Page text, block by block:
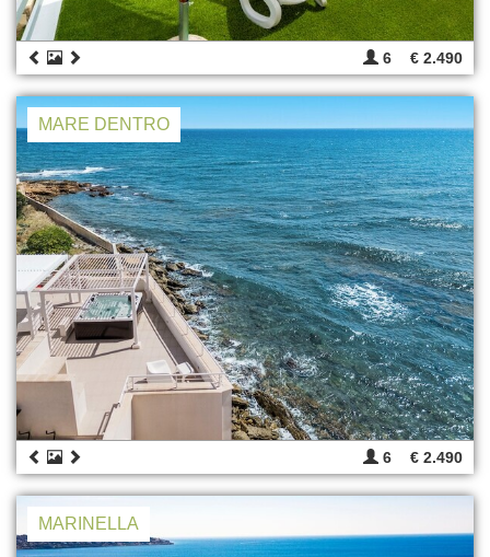
6 € 2.490
MARE DENTRO
6 € 2.490
MARINELLA